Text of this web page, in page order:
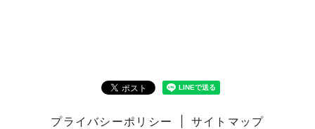
プライバシーポリシー サイトマップ